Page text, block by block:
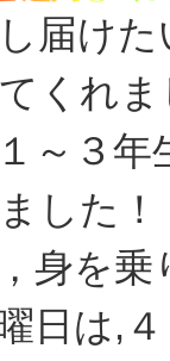
し届け
くれま
～３
した！
身を
日は,